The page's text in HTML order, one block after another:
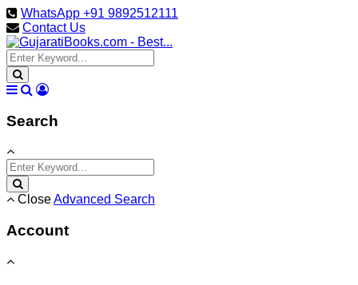
WhatsApp +91 9892512111
Contact Us
Search
CloseAdvanced Search
Account